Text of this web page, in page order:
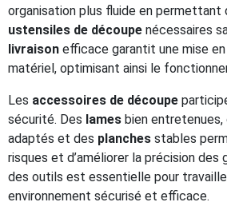
organisation plus fluide en permettant
ustensiles de découpe nécessaires
livraison efficace garantit une mise
matériel, optimisant ainsi le
Les accessoires de découpe
sécurité. Des lames bien entretenues,
adaptés et des planches stables
risques et d’améliorer la précision
des outils est essentielle pour
environnement sécurisé et efficace.